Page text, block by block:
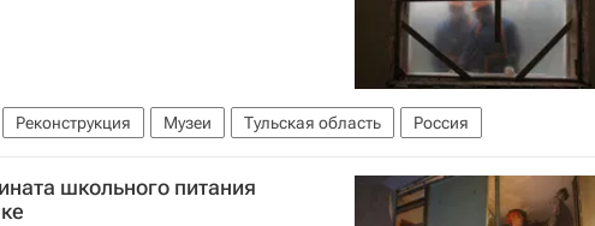
Реконструкция Музеи Тульская область Россия
школьного питания